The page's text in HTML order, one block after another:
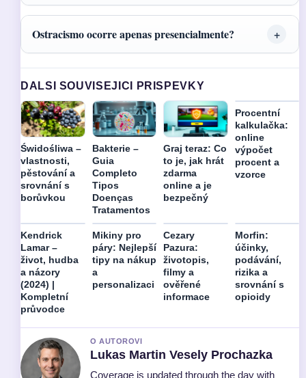
Ostracismo ocorre apenas presencialmente?
DALSI SOUVISEJICI PRISPEVKY
Świdośliwa –
vlastnosti,
pěstování a
srovnání s
borůvkou
Bakterie –
Guia
Completo
Tipos
Doenças
Tratamentos
Graj teraz: Co
to je, jak hrát
zdarma
online a je
bezpečný
Procentní
kalkulačka:
online
výpočet
procent a
vzorce
Kendrick
Lamar –
život, hudba
a názory
(2024) |
Kompletní
průvodce
Mikiny pro
páry: Nejlepší
tipy na nákup
a
personalizaci
Cezary
Pazura:
životopis,
filmy a
ověřené
informace
Morfin:
účinky,
podávání,
rizika a
srovnání s
opioidy
O AUTOROVI
Lukas Martin Vesely Prochazka
Coverage is updated through the day with